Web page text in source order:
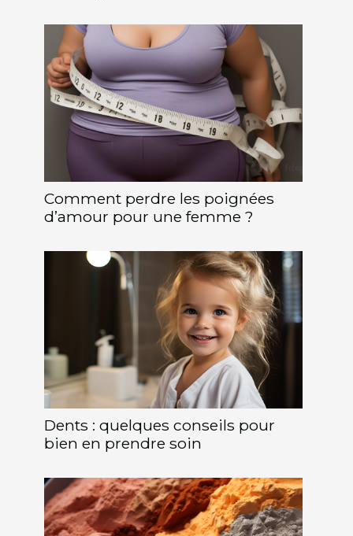
Comment perdre les poignées
d’amour pour une femme ?
Dents : quelques conseils pour
bien en prendre soin